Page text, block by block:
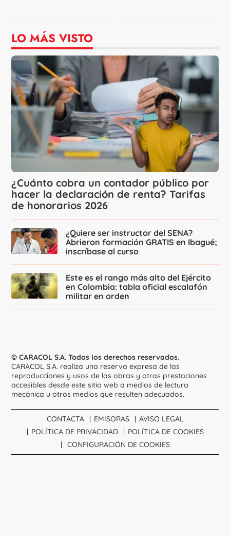
LO MÁS VISTO
¿Cuánto cobra un contador público por
hacer la declaración de renta? Tarifas
de honorarios 2026
¿Quiere ser instructor del SENA?
Abrieron formación GRATIS en Ibagué;
inscríbase al curso
Este es el rango más alto del Ejército
en Colombia: tabla oficial escalafón
militar en orden
© CARACOL S.A. Todos los derechos reservados.
CARACOL S.A. realiza una reserva expresa de las
reproducciones y usos de las obras y otras prestaciones
accesibles desde este sitio web a medios de lectura
mecánica u otros medios que resulten adecuados.
CONTACTA EMISORAS
AVISO LEGAL
POLÍTICA DE PRIVACIDAD
POLÍTICA DE COOKIES
CONFIGURACIÓN DE COOKIES